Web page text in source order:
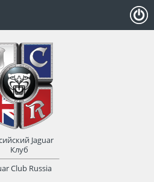
Jaguar
Клуб
Club Russia